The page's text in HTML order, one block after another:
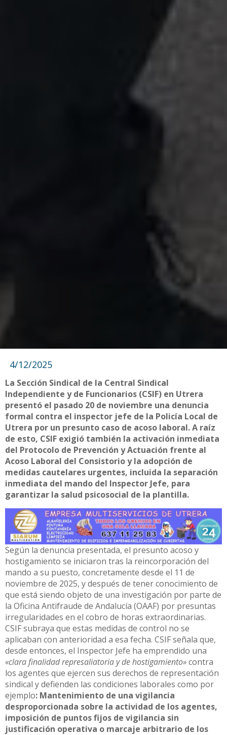
4/12/2025
La Sección Sindical de la Central Sindical
Independiente y de Funcionarios (CSIF) en Utrera
presentó el pasado 20 de noviembre una denuncia
formal contra el inspector jefe de la Policía Local de
Utrera por un presunto caso de acoso laboral. A raíz
de esto, CSIF exigió también la activación inmediata
del Protocolo de Prevención y Actuación frente al
Acoso Laboral del Consistorio y la adopción de
medidas cautelares urgentes, incluida la separación
inmediata del mando del Inspector Jefe, para
garantizar la salud psicosocial de la plantilla.
Según la denuncia presentada, el presunto acoso y
hostigamiento se iniciaron tras la reincorporación del
mando a su puesto, concretamente desde el 11 de
noviembre de 2025, y después de tener conocimiento de
que está siendo objeto de una investigación por parte de
la Oficina Antifraude de Andalucía (OAAF) por presuntas
irregularidades en el cobro de horas extraordinarias.
CSIF subraya que estas medidas de control no se
aplicaban con anterioridad a esa fecha. CSIF señala que,
desde entonces, el Inspector Jefe ha emprendido una
«clara finalidad represaliatoria y de hostigamiento»contra
los agentes que ejercen sus derechos de representación
sindical y defienden las condiciones laborales como por
ejemplo: Mantenimiento de una vigilancia
desproporcionada sobre la actividad de los agentes,
imposición de puntos fijos de vigilancia sin
justificación operativa o marcaje arbitrario de los